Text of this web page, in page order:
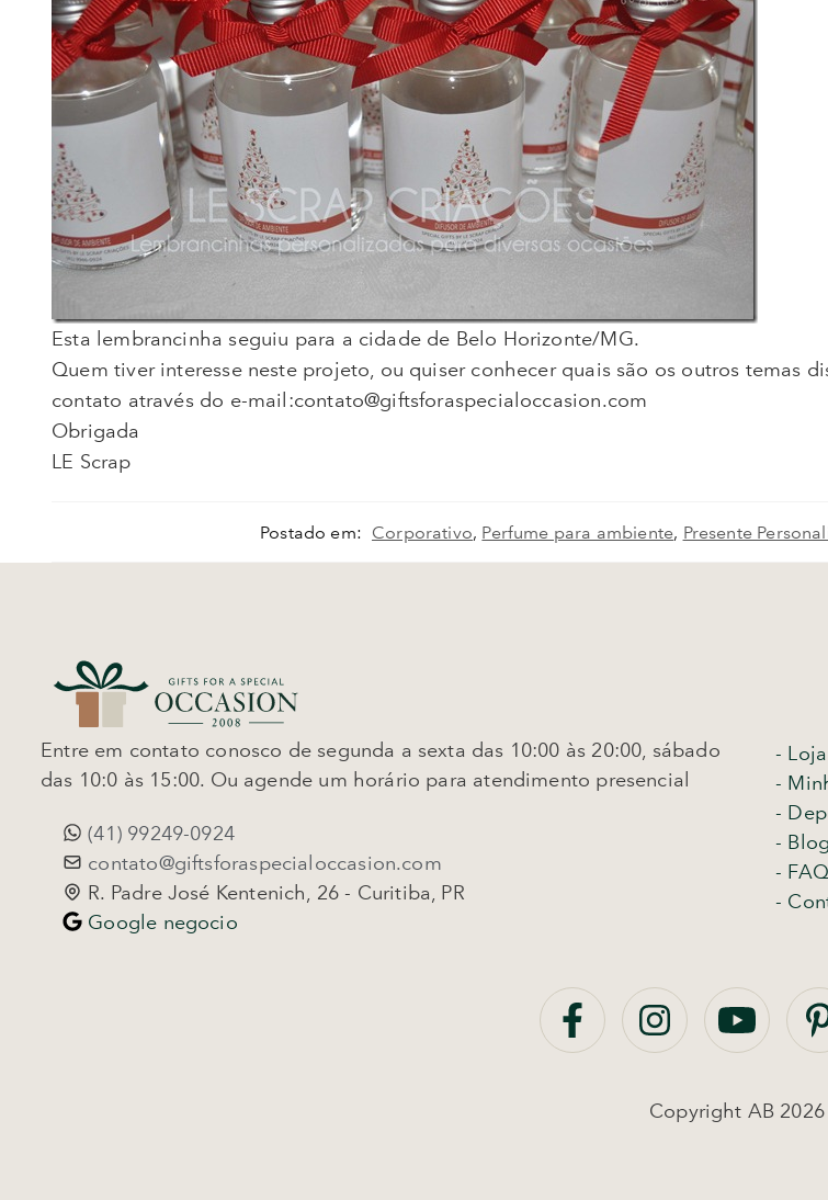
Esta lembrancinha seguiu para a cidade de Belo Horizonte/MG.
Quem tiver interesse neste projeto, ou quiser conhecer quais são os outros temas
contato através do e-mail:contato@giftsforaspecialoccasion.com
Obrigada
LE Scrap
Postado em: Corporativo, Perfume para ambiente, Presente
Entre em contato conosco de segunda a sexta das 10:00 às 20:00, sábado
das 10:0 às 15:00. Ou agende um horário para atendimento presencial
(41) 99249-0924
contato@giftsforaspecialoccasion.com
R. Padre José Kentenich, 26 - Curitiba, PR
Google negocio
-
-
-
- Blog
- FAQ
-
Copyright AB 2026